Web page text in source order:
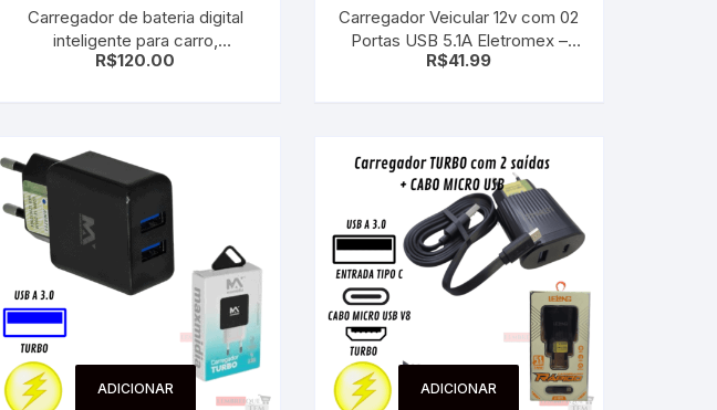
Carregador de bateria digital
inteligente para carro,
carregamento rápido12v,
R$120.00
Carregador Veicular 12v com 02
Portas USB 5.1A Eletromex –
carregador veicular em Alumínio
R$41.99
ADICIONAR ADICIONAR